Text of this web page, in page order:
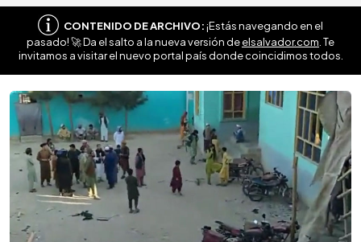
CONTENIDO DE ARCHIVO:¡Estás navegando en el
pasado! 🚀 Da el salto a la nueva versión deelsalvador.com . Te
invitamos a visitar el nuevo portal país donde coincidimos todos.